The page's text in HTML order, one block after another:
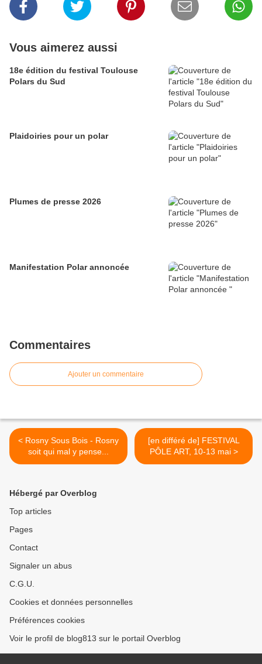
Vous aimerez aussi
18e édition du festival Toulouse
Polars du Sud
Plaidoiries pour un polar
Plumes de presse 2026
Manifestation Polar annoncée
Commentaires
Ajouter un commentaire
< Rosny Sous Bois - Rosny
soit qui mal y pense...
[en différé de] FESTIVAL
PÔLE ART, 10-13 mai >
Hébergé par Overblog
Top articles
Pages
Contact
Signaler un abus
C.G.U.
Cookies et données personnelles
Préférences cookies
Voir le profil de blog813 sur le portail Overblog